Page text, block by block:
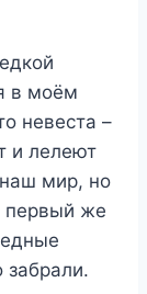
в моём
невеста –
и лелеют
мир, но
первый же